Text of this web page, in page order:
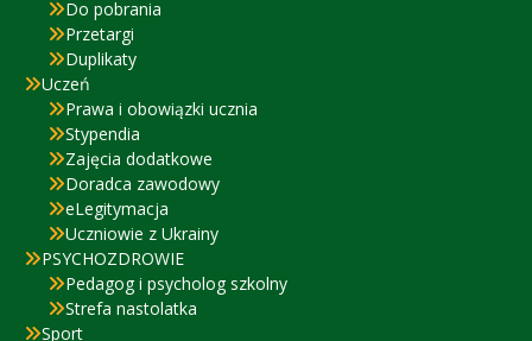
Do pobrania
Przetargi
Duplikaty
Uczeń
Prawa i obowiązki ucznia
Stypendia
Zajęcia dodatkowe
Doradca zawodowy
eLegitymacja
Uczniowie z Ukrainy
PSYCHOZDROWIE
Pedagog i psycholog szkolny
Strefa nastolatka
Sport